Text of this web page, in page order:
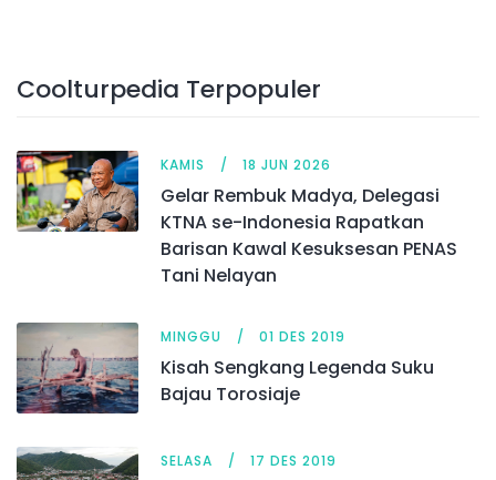
Coolturpedia Terpopuler
KAMIS 18 JUN 2026
Gelar Rembuk Madya, Delegasi
KTNA se-Indonesia Rapatkan
Barisan Kawal Kesuksesan PENAS
Tani Nelayan
MINGGU 01 DES 2019
Kisah Sengkang Legenda Suku
Bajau Torosiaje
SELASA 17 DES 2019